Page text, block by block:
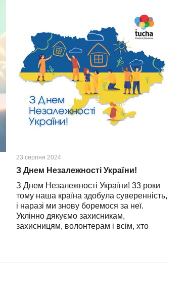
23 серпня 2024
З Днем Незалежності України!
З Днем Незалежності України! 33 роки
тому наша країна здобула суверенність,
і наразі ми знову боремося за неї.
Уклінно дякуємо захисникам,
захисницям, волонтерам і всім, хто
життя за Україну. Віримо в перемогу та